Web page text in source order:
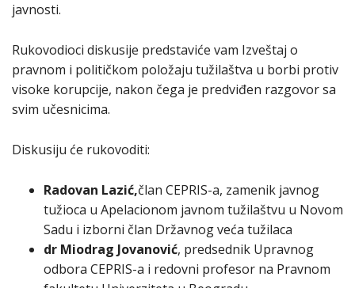
javnosti.
Rukovodioci diskusije predstaviće vam Izveštaj o
pravnom i političkom položaju tužilaštva u borbi protiv
visoke korupcije, nakon čega je predviđen razgovor sa
svim učesnicima.
Diskusiju će rukovoditi:
Radovan Lazić,član CEPRIS-a, zamenik javnog
tužioca u Apelacionom javnom tužilaštvu u Novom
Sadu i izborni član Državnog veća tužilaca
dr Miodrag Jovanović, predsednik Upravnog
odbora CEPRIS-a i redovni profesor na Pravnom